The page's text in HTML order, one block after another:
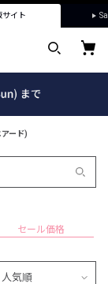
サイト
ード)
セール価格
人気順